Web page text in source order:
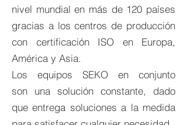
nivel mundial en más de 120 países
gracias a los centros de producción
con certificación ISO en Europa,
América y Asia.
Los equipos SEKO en conjunto
son una solución constante, dado
que entrega soluciones a la medida